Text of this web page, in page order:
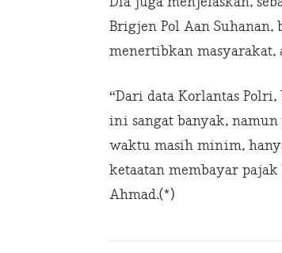
Brigjen Pol Aan
menertibkan masyarakat,
“Dari data Korlantas
ini sangat banyak,
waktu masih minim,
ketaatan membayar pajak
Ahmad.(*)